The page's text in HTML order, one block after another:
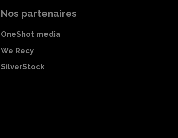
Nos partenaires
OneShot media
We Recy
SilverStock